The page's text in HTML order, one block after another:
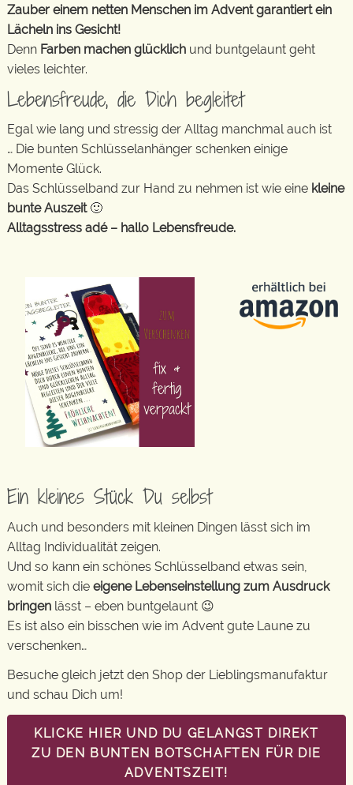
Zauber einem netten Menschen im Advent garantiert ein
Lächeln ins Gesicht!
Denn Farben machen glücklich und buntgelaunt geht
vieles leichter.
Lebensfreude, die Dich begleitet
Egal wie lang und stressig der Alltag manchmal auch ist
… Die bunten Schlüsselanhänger schenken einige
Momente Glück.
Das Schlüsselband zur Hand zu nehmen ist wie eine kleine
bunte Auszeit🙂
Alltagsstress adé – hallo Lebensfreude.
Ein kleines Stück Du selbst
Auch und besonders mit kleinen Dingen lässt sich im
Alltag Individualität zeigen.
Und so kann ein schönes Schlüsselband etwas sein,
womit sich die eigene Lebenseinstellung zum Ausdruck
bringen lässt – eben buntgelaunt 😉
Es ist also ein bisschen wie im Advent gute Laune zu
verschenken…
Besuche gleich jetzt den Shop der Lieblingsmanufaktur
und schau Dich um!
KLICKE HIER UND DU GELANGST DIREKT
ZU DEN BUNTEN BOTSCHAFTEN FÜR DIE
ADVENTSZEIT!